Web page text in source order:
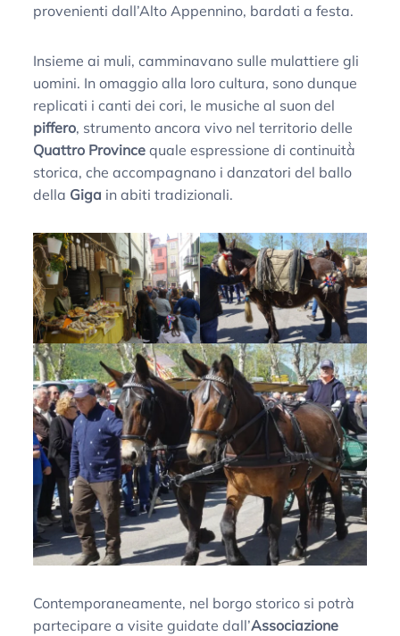
provenienti dall’Alto Appennino, bardati a festa.
Insieme ai muli, camminavano sulle mulattiere gli
uomini. In omaggio alla loro cultura, sono dunque
replicati i canti dei cori, le musiche al suon del
piffero, strumento ancora vivo nel territorio delle
Quattro Province quale espressione di continuità̀
storica, che accompagnano i danzatori del ballo
della Giga in abiti tradizionali.
Contemporaneamente, nel borgo storico si potrà
partecipare a visite guidate dall’Associazione